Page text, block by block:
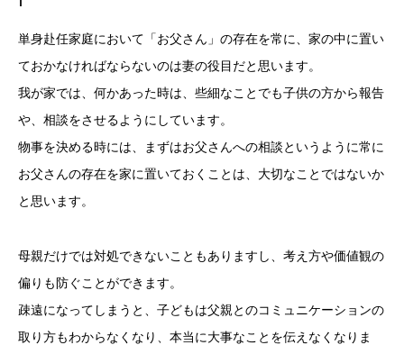
単身赴任家庭において「お父さん」の存在を常に、家の中に置い
ておかなければならないのは妻の役目だと思います。
我が家では、何かあった時は、些細なことでも子供の方から報告
や、相談をさせるようにしています。
物事を決める時には、まずはお父さんへの相談というように常に
お父さんの存在を家に置いておくことは、大切なことではないか
と思います。
母親だけでは対処できないこともありますし、考え方や価値観の
偏りも防ぐことができます。
疎遠になってしまうと、子どもは父親とのコミュニケーションの
取り方もわからなくなり、本当に大事なことを伝えなくなりま